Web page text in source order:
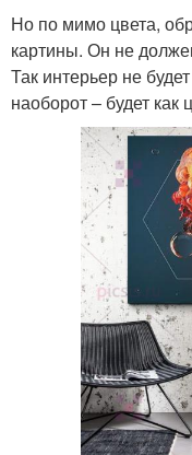
Но по мимо цвета,
картины. Он не
Так интерьер не
наоборот – будет как